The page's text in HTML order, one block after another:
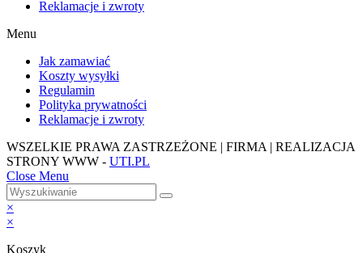
Reklamacje i zwroty
Menu
Jak zamawiać
Koszty wysyłki
Regulamin
Polityka prywatności
Reklamacje i zwroty
WSZELKIE PRAWA ZASTRZEŻONE | FIRMA | REALIZACJA
STRONY WWW - UTI.PL
Close Menu
×
×
Koszyk